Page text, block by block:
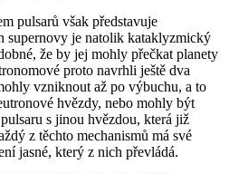
pulsarů však představuje
supernovy je natolik kataklyzmický
že by jej mohly přečkat planety
proto navrhli ještě dva
vzniknout až po výbuchu, a to
hvězdy, nebo mohly být
s jinou hvězdou, která již
z těchto mechanismů má své
jasné, který z nich převládá.